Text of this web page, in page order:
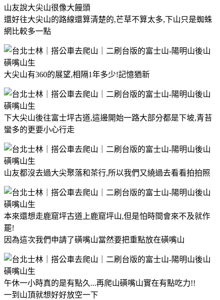
山友說大尖山很像大饅頭
還好往大尖山的路線還算清楚的,芒草不算太多,下山只是蜘蛛
網比較多一點
大尖山有360的展望,相隔1年多少!記憶猶新
下大尖山後往富士坪古道,這邊開始一路大部分都是下坡,青苔
蠻多的更要小心行走
山友都沒去過大尖聚落和茶行,所以我們又繞過去看看拍拍照
本來還想走鹿窟坪古道上鹿窟坪山,但是怕時間會來不及就作
罷!
因為這次我們申請了磺嘴山當然要把重點放在磺嘴山
午休一小時真的是有點久...再爬山磺嘴山實在有點吃力!!
一到山頂就想好好放空一下